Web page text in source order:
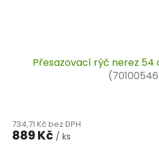
Přesazovací rýč nerez 54
734,71 Kč bez DPH
889 Kč / ks